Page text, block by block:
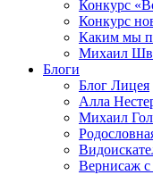
Конкурс
Конкурс
Каким мы
Михаил
Блоги
Блог Лицея
Алла
Михаил
Вернисаж